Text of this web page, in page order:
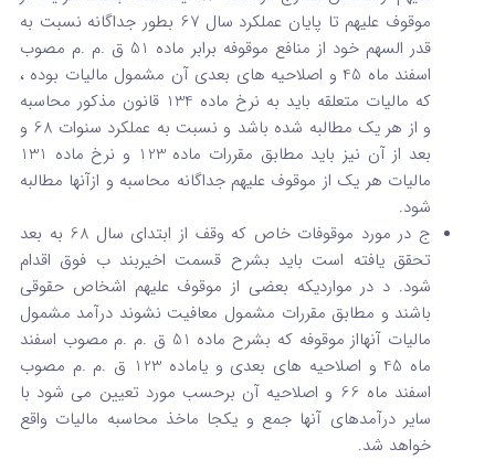
موقوف علیهم تا پایان عملکرد سال 67 بطور جداگانه نسبت به
قدر السهم خود از منافع موقوفه برابر ماده 51 ق .م .م مصوب
اسفند ماه 45 و اصلاحیه های بعدی آن مشمول مالیات بوده ،
که مالیات متعلقه باید به نرخ ماده 134 قانون مذکور محاسبه
و از هر یک مطالبه شده باشد و نسبت به عملکرد سنوات 68 و
بعد از آن نیز باید مطابق مقررات ماده 123 و نرخ ماده 131
مالیات هر یک از موقوف علیهم جداگانه محاسبه و ازآنها مطالبه
شود.
ج در مورد موقوفات خاص که وقف از ابتدای سال 68 به بعد
تحقق یافته است باید بشرح قسمت اخیربند ب فوق اقدام
شود. د در مواردیکه بعضی از موقوف علیهم اشخاص حقوقی
باشند و مطابق مقررات مشمول معافیت نشوند درآمد مشمول
مالیات آنهااز موقوفه که بشرح ماده 51 ق .م .م مصوب اسفند
ماه 45 و اصلاحیه های بعدی و یاماده 123 ق .م .م مصوب
اسفند ماه 66 و اصلاحیه آن برحسب مورد تعیین می شود با
سایر درآمدهای آنها جمع و یکجا ماخذ محاسبه مالیات واقع
خواهد شد.